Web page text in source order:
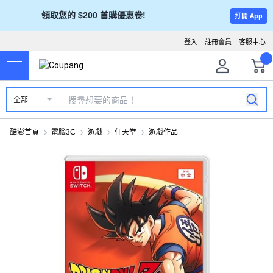
領取您的 $200 首購優惠卷! 打開 App
客服中心
註冊會員
登入
全部
酷澎首頁 電腦3C 遊戲 任天堂 遊戲作品